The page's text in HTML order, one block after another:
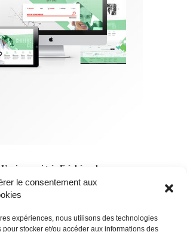
le consentement aux
expériences, nous utilisons des technologies
stocker et/ou accéder aux informations des
Université Fédérale
Création De Site Portail